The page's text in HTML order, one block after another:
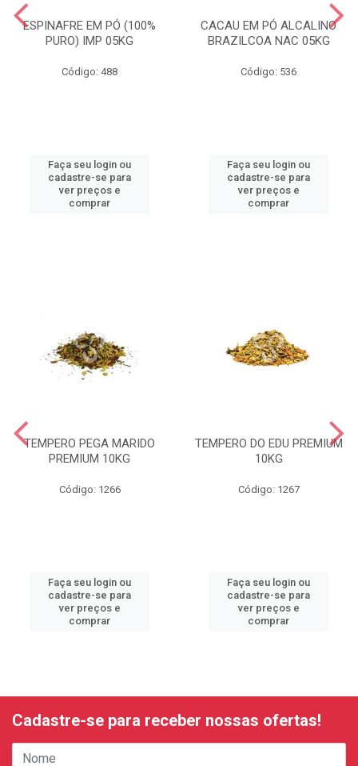
ESPINAFRE EM PÓ (100%
PURO) IMP 05KG
Código: 488
Faça seu login ou
cadastre-se para
ver preços e
comprar
CACAU EM PÓ ALCALINO
BRAZILCOA NAC 05KG
Código: 536
Faça seu login ou
cadastre-se para
ver preços e
comprar
TEMPERO PEGA MARIDO
PREMIUM 10KG
Código: 1266
Faça seu login ou
cadastre-se para
ver preços e
comprar
TEMPERO DO EDU PREMIUM
10KG
Código: 1267
Faça seu login ou
cadastre-se para
ver preços e
comprar
Cadastre-se para receber nossas ofertas!